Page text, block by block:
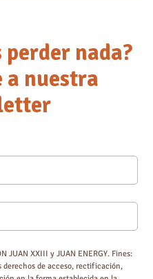
nada?
a nuestra
JUAN XXIII y JUAN ENERGY. Fines:
de acceso, rectificación,